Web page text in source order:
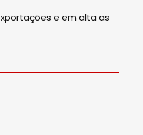
e em alta as